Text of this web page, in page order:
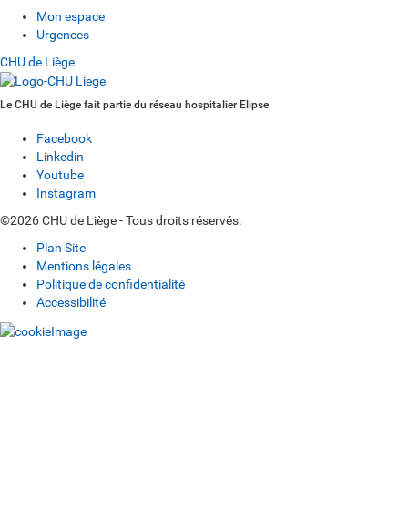
Mon espace
Urgences
CHU de Liège
Le CHU de Liège fait partie du réseau hospitalier Elipse
Facebook
Linkedin
Youtube
Instagram
©2026 CHU de Liège - Tous droits réservés.
Plan Site
Mentions légales
Politique de confidentialité
Accessibilité